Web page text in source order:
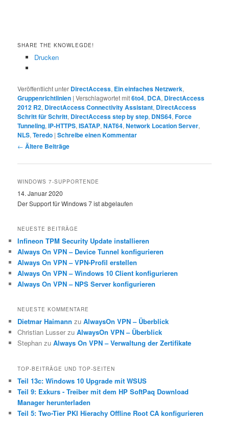
SHARE THE KNOWLEGDE!
Drucken
Veröffentlicht unter DirectAccess, Ein einfaches Netzwerk,
Gruppenrichtlinien |Verschlagwortet mit6to4, DCA, DirectAccess
2012 R2, DirectAccess Connectivity Assistant, DirectAccess
Schritt für Schritt, DirectAccess step by step, DNS64,Force
Tunneling,IP-HTTPS,ISATAP,NAT64,Network Location Server,
NLS,Teredo |Schreibe einen Kommentar
Beitragsnavigation
← Ältere Beiträge
WINDOWS 7-SUPPORTENDE
14. Januar 2020
Der Support für Windows 7 ist abgelaufen
NEUESTE BEITRÄGE
Infineon TPM Security Update installieren
Always On VPN – Device Tunnel konfigurieren
Always On VPN – VPN-Profil erstellen
Always On VPN – Windows 10 Client konfigurieren
Always On VPN – NPS Server konfigurieren
NEUESTE KOMMENTARE
Dietmar Haimann zuAlwaysOn VPN – Überblick
Christian Lusser zuAlwaysOn VPN – Überblick
Stephan zuAlways On VPN – Verwaltung der Zertifikate
TOP-BEITRÄGE UND TOP-SEITEN
Teil 13c: Windows 10 Upgrade mit WSUS
Teil 9: Exkurs - Treiber mit dem HP SoftPaq Download
Manager herunterladen
Teil 5: Two-Tier PKI Hierachy Offline Root CA konfigurieren